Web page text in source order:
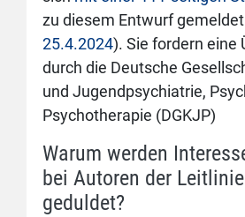
zu diesem Entwurf
25.4.2024). Sie fordern eine
durch die Deutsche
und Jugendpsychiatrie,
Psychotherapie (DGKJP)
Warum werden
bei Autoren der
geduldet?